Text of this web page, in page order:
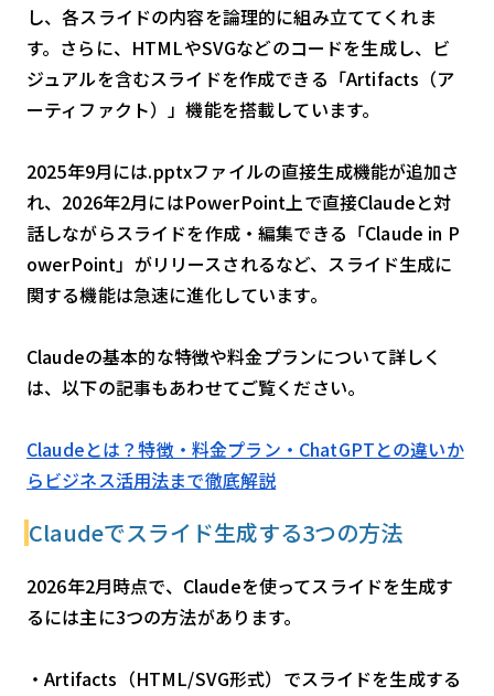
し、各スライドの内容を論理的に組み立ててくれま
す。さらに、HTMLやSVGなどのコードを生成し、ビ
ジュアルを含むスライドを作成できる「Artifacts（ア
ーティファクト）」機能を搭載しています。
2025年9月には.pptxファイルの直接生成機能が追加さ
れ、2026年2月にはPowerPoint上で直接Claudeと対
話しながらスライドを作成・編集できる「Claude in P
owerPoint」がリリースされるなど、スライド生成に
関する機能は急速に進化しています。
Claudeの基本的な特徴や料金プランについて詳しく
は、以下の記事もあわせてご覧ください。
Claudeとは？特徴・料金プラン・ChatGPTとの違いか
らビジネス活用法まで徹底解説
Claudeでスライド生成する3つの方法
2026年2月時点で、Claudeを使ってスライドを生成す
るには主に3つの方法があります。
・Artifacts（HTML/SVG形式）でスライドを生成する